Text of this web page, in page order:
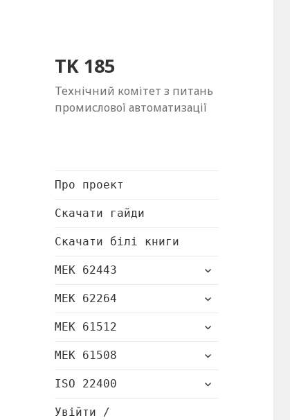
TK 185
Технічний комітет з питань
промислової автоматизації
Про проект
Скачати гайди
Скачати білі книги
МЕК 62443
розгорнути
МЕК 62264
розгорнути
МЕК 61512
розгорнути
МЕК 61508
розгорнути
ISO 22400
розгорнути
Увійти /